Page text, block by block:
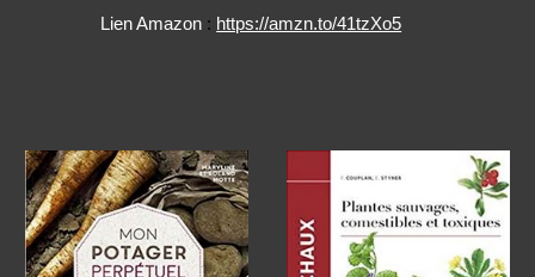
Lien Amazon : https://amzn.to/41tzXo5